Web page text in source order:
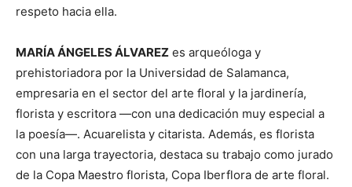
respeto hacia ella.
MARÍA ÁNGELES ÁLVAREZ es arqueóloga y
prehistoriadora por la Universidad de Salamanca,
empresaria en el sector del arte floral y la jardinería,
florista y escritora —con una dedicación muy especial a
la poesía—. Acuarelista y citarista. Además, es florista
con una larga trayectoria, destaca su trabajo como jurado
de la Copa Maestro florista, Copa Iberflora de arte floral.